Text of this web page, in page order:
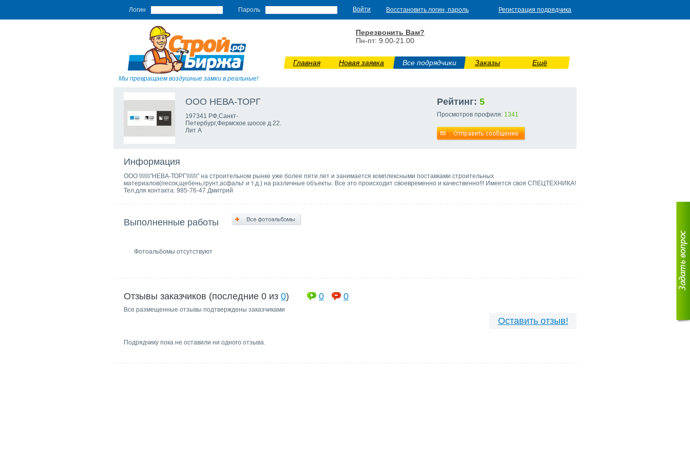
Логин Пароль Восстановить логин, пароль Регистрация подрядчика
Мы превращаем воздушные замки в реальные!
Перезвонить Вам?
Пн-пт: 9.00-21.00
Главная Новая заявка Все подрядчики Заказы Ещё
ООО НЕВА-ТОРГ
197341 РФ,Санкт-
Петербург,Фермское шоссе д.22.
Лит А
Рейтинг: 5
Просмотров профиля: 1341
Информация
ООО \\\\\\\"НЕВА-ТОРГ\\\\\\\" на строительном рынке уже более пяти лет и занимается комплексными поставками строительных
материалов(песок,щебень,грунт,асфальт и т.д.) на различные объекты. Все это происходит своевременно и качественно!!! Имеется своя СПЕЦТЕХНИКА!
Тел.для контакта: 985-76-47 Дмитрий
Выполненные работы
Фотоальбомы отсутствуют
Отзывы заказчиков (последние 0 из 0) 0 0
Все размещенные отзывы подтверждены заказчиками
Оставить отзыв!
Подрядчику пока не оставили ни одного отзыва.